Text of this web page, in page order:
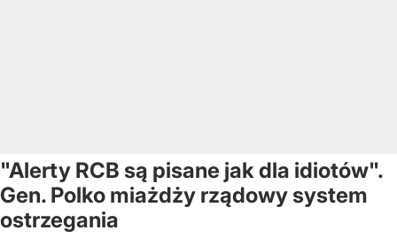
"Alerty RCB są pisane jak dla idiotów".
Gen. Polko miażdży rządowy system
ostrzegania